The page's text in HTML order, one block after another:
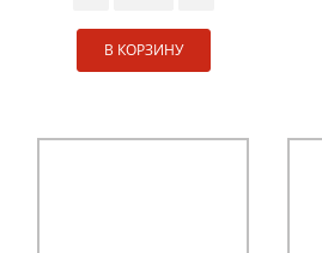
В КОРЗИНУ